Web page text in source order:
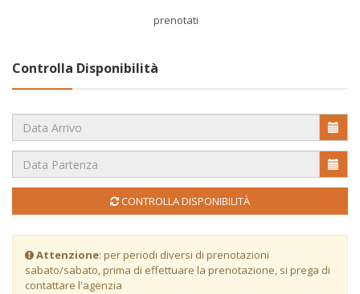
prenotati
Controlla Disponibilità
CONTROLLA DISPONIBILITÀ
Attenzione: per periodi diversi di prenotazioni
sabato/sabato, prima di effettuare la prenotazione, si prega di
contattare l'agenzia